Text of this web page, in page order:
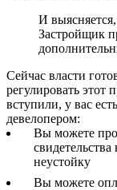
И
Застройщик
Сейчас власти
регулировать этот
вступили, у вас
девелопером:
Вы можете
неустойку
Вы можете